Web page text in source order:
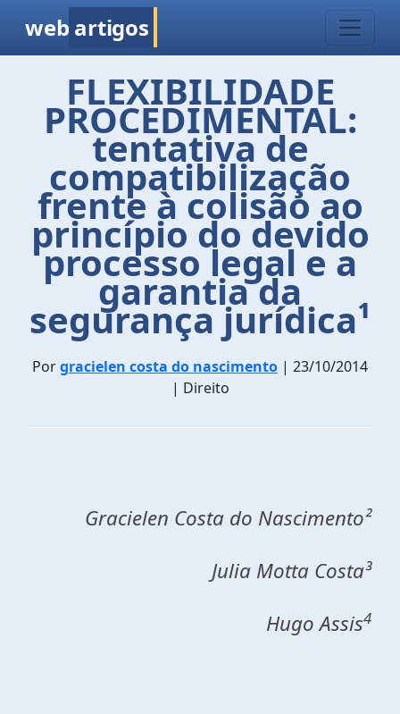
web artigos
FLEXIBILIDADE
PROCEDIMENTAL:
tentativa de
compatibilização
frente à colisão ao
princípio do devido
processo legal e a
garantia da
segurança jurídica¹
Porgracielen costa do nascimento | 23/10/2014
| Direito
Gracielen Costa do Nascimento²
Julia Motta Costa³
Hugo Assis4